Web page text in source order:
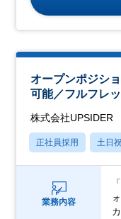
オープンポジシ
可能／フルフレッ
株式会社UPSIDER
正社員採用 土日
業務内容